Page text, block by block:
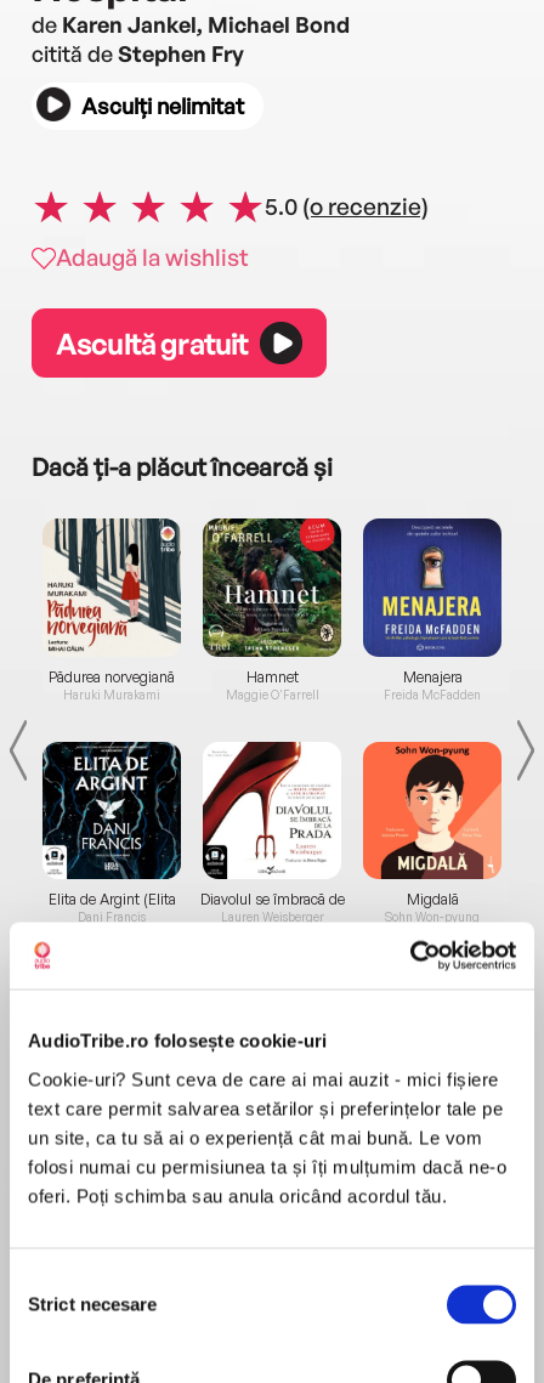
AudioTribe.ro folosește cookie-uri
Cookie-uri? Sunt ceva de care ai mai auzit - mici fișiere
text care permit salvarea setărilor și preferințelor tale pe
un site, ca tu să ai o experiență cât mai bună. Le vom
folosi numai cu permisiunea ta și îți mulțumim dacă ne-o
oferi. Poți schimba sau anula oricând acordul tău.
consimțământului
Strict necesare
De preferință
de Karen Jankel, Michael Bond
citită deStephen Fry
Asculți nelimitat
5.0 (o recenzie)
Adaugă la wishlist
Ascultă gratuit
Dacă ți-a plăcut încearcă și
Pădurea norvegiană
Haruki Murakami
Elita de Argint (Elita
de...
Dani Francis
Hamnet
Maggie O'Farrell
Diavolul se îmbracă de
la...
Lauren Weisberger
Menajera
Freida McFadden
Migdală
Sohn Won-pyung
Desprecarte
A funny story about Paddington, the world’s
favourite bear – now a major movie star!
Performed by Stephen Fry.
what the word “bun” means, they immediately
realise something is seriously wrong and send
for an ambulance. It’s Paddington’s first time in
pentru această carte